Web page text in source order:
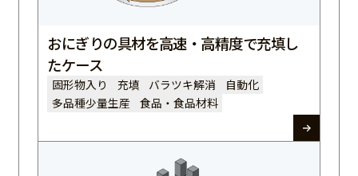
おにぎりの具材を高速・高精度で充填し
たケース
固形物入り 充填 バラツキ解消
自動化
多品種少量生産
食品・食品材料